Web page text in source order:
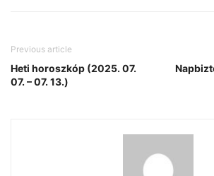
Previous article
Heti horoszkóp (2025. 07.
07. – 07. 13.)